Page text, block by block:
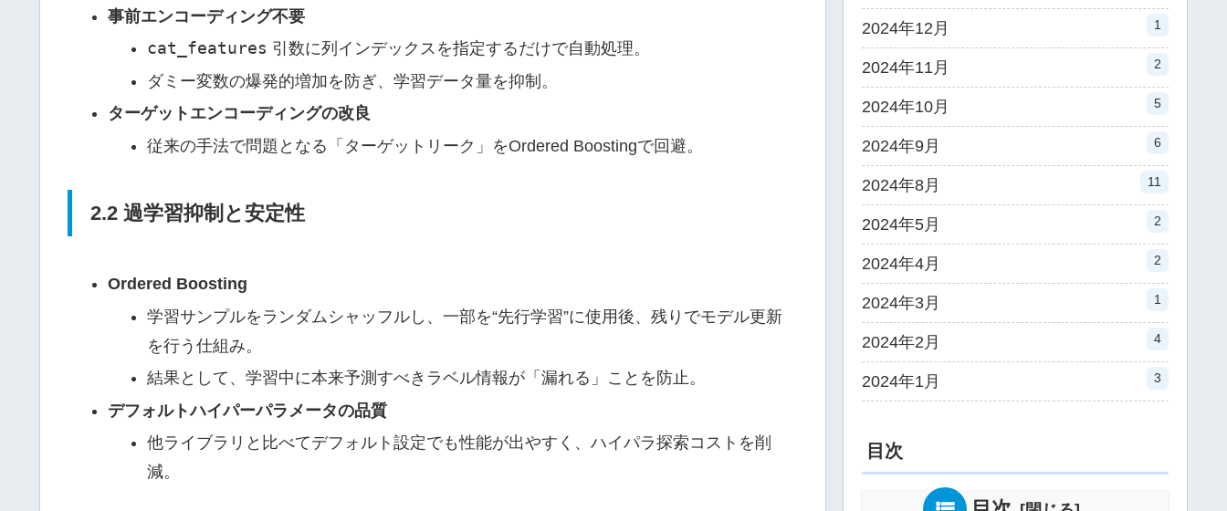
事前エンコーディング不要
cat_features 引数に列インデックスを指定するだけで自動処理。
ダミー変数の爆発的増加を防ぎ、学習データ量を抑制。
ターゲットエンコーディングの改良
従来の手法で問題となる「ターゲットリーク」をOrdered Boostingで回避。
2.2 過学習抑制と安定性
Ordered Boosting
学習サンプルをランダムシャッフルし、一部を“先行学習”に使用後、残りでモデル更新
を行う仕組み。
結果として、学習中に本来予測すべきラベル情報が「漏れる」ことを防止。
デフォルトハイパーパラメータの品質
他ライブラリと比べてデフォルト設定でも性能が出やすく、ハイパラ探索コストを削
減。
2024年12月 1
2024年11月 2
2024年10月 5
2024年9月 6
2024年8月 11
2024年5月 2
2024年4月 2
2024年3月 1
2024年2月 4
2024年1月 3
目次